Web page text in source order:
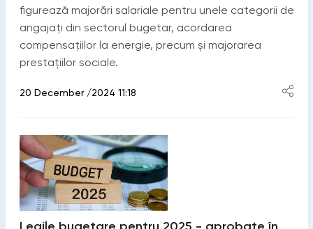
figurează majorări salariale pentru unele categorii de
angajați din sectorul bugetar, acordarea
compensațiilor la energie, precum și majorarea
prestațiilor sociale.
20 December /2024 11:18